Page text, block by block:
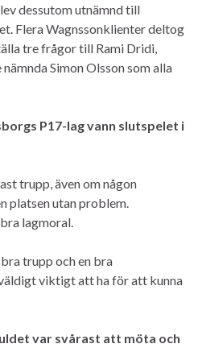
dessutom utnämnd till
Flera Wagnssonklienter deltog
tre frågor till Rami Dridi,
Simon Olsson som alla
P17-lag vann slutspelet i
trupp, även om någon
platsen utan problem.
lagmoral.
trupp och en bra
viktigt att ha för att kunna
var svårast att möta och